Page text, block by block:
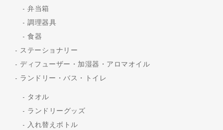
弁当箱
調理器具
食器
ステーショナリー
ディフューザー・加湿器・アロマオイル
ランドリー・バス・トイレ
タオル
ランドリーグッズ
入れ替えボトル